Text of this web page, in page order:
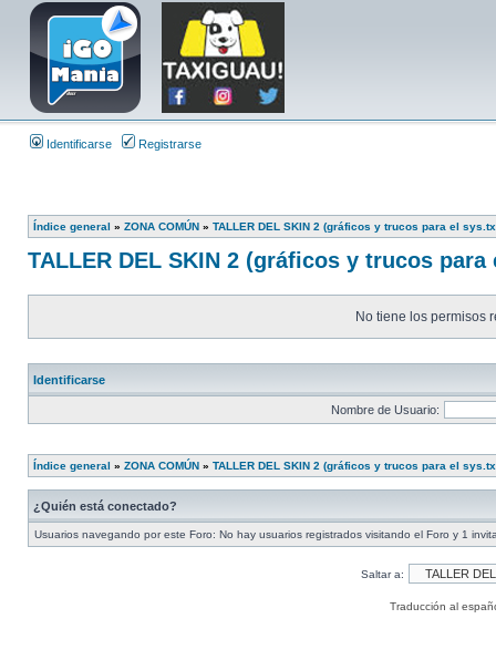
Identificarse Registrarse
Índice general » ZONA COMÚN » TALLER DEL SKIN 2 (gráficos y trucos para el
TALLER DEL SKIN 2 (gráficos y trucos
No tiene los permisos
Identificarse
Nombre de Usuario:
Índice general » ZONA COMÚN » TALLER DEL SKIN 2 (gráficos y trucos para el
¿Quién está conectado?
Usuarios navegando por este Foro: No hay usuarios registrados visitando el Foro y 1
Saltar a:
Traducción al